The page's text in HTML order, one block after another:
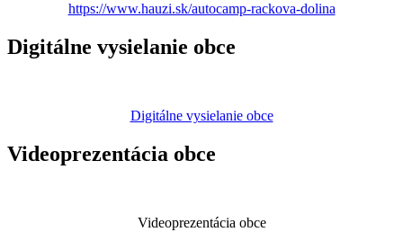
https://www.hauzi.sk/autocamp-rackova-dolina
Digitálne vysielanie obce
Digitálne vysielanie obce
Videoprezentácia obce
Videoprezentácia obce